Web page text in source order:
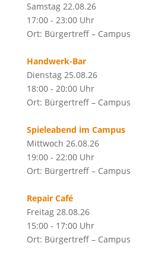
Samstag 22.08.26
17:00 - 23:00 Uhr
Ort: Bürgertreff – Campus
Handwerk-Bar
Dienstag 25.08.26
18:00 - 20:00 Uhr
Ort: Bürgertreff – Campus
Spieleabend im Campus
Mittwoch 26.08.26
19:00 - 22:00 Uhr
Ort: Bürgertreff – Campus
Repair Café
Freitag 28.08.26
15:00 - 17:00 Uhr
Ort: Bürgertreff – Campus